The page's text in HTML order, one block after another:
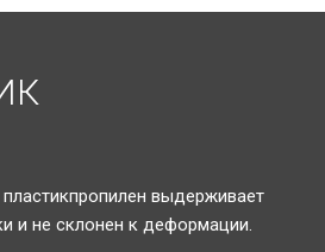
выдерживает
и не склонен к деформации.